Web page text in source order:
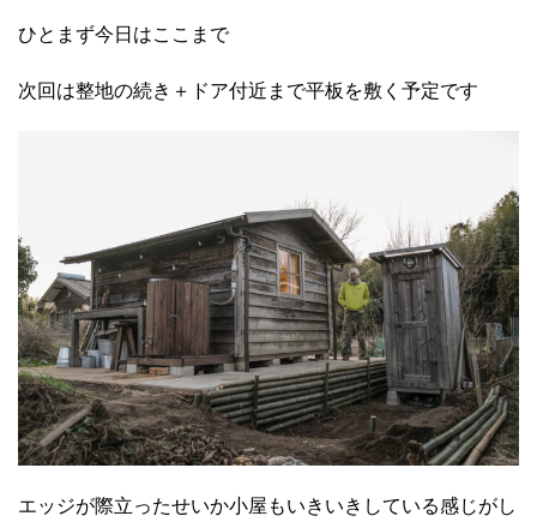
ひとまず今日はここまで
次回は整地の続き＋ドア付近まで平板を敷く予定です
エッジが際立ったせいか小屋もいきいきしている感じがし